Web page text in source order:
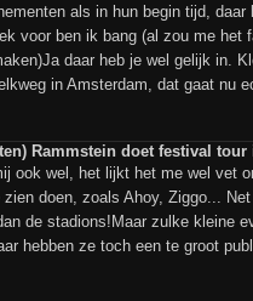
als in hun begin tijd, daar
voor ben ik bang (al zou me het
daar heb je wel gelijk in.
in Amsterdam, dat gaat nu
Rammstein doet festival tour
ook wel, het lijkt het me wel vet
doen, zoals Ahoy, Ziggo...
de stadions!Maar zulke kleine
hebben ze toch een te groot